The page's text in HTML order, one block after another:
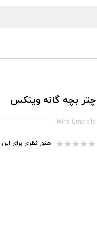
چتر بچه گانه وینکس
Winx Umbrella
هنوز نظری برای